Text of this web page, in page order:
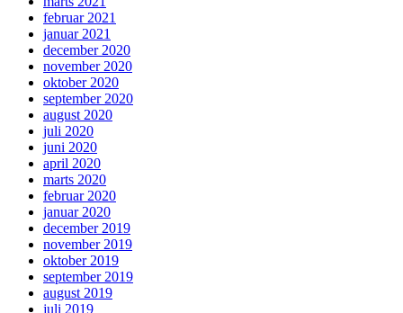
februar 2021
januar 2021
december 2020
november 2020
oktober 2020
september 2020
august 2020
juli 2020
juni 2020
april 2020
marts 2020
februar 2020
januar 2020
december 2019
november 2019
oktober 2019
september 2019
august 2019
juli 2019